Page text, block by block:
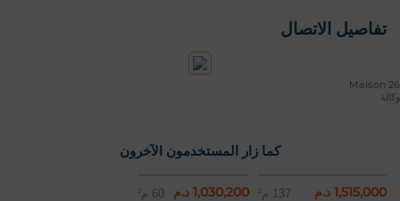
تفاصيل الاتصال
Maison 26
وكالة
كما زار المستخدمون الآخرون
1,515,000 د.م 137 م² 1,030,200 د.م 60 م²